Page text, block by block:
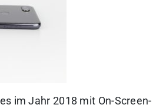
im Jahr 2018 mit On-Screen-